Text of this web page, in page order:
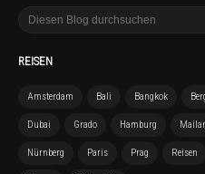
REISEN
Amsterdam Bali Bangkok
Dubai Grado Hamburg
Nürnberg Paris Prag Reisen